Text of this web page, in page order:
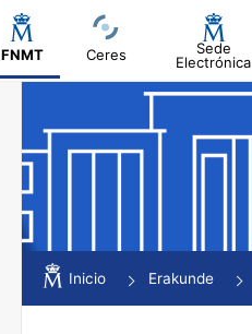
FNMT Ceres
Sede
Electrónica
Erakutsi/Ezkutatu
Erakutsi/Ezkutatu
Inicio Erakunde